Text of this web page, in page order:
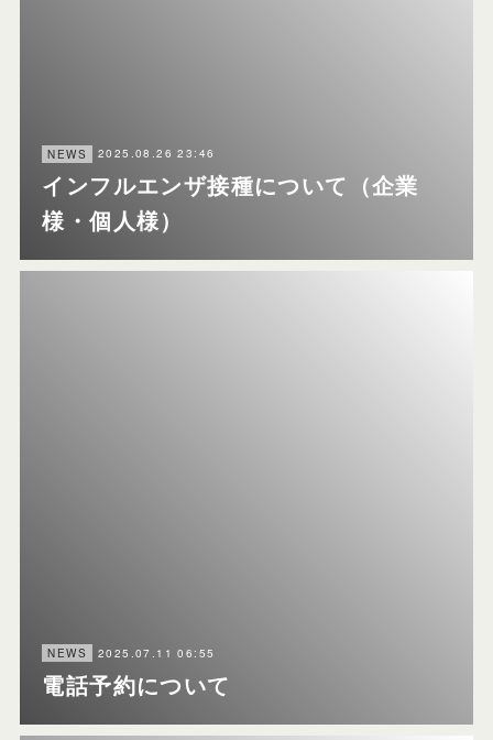
NEWS 2025.08.26 23:46
インフルエンザ接種について（企業
様・個人様）
NEWS 2025.07.11 06:55
電話予約について